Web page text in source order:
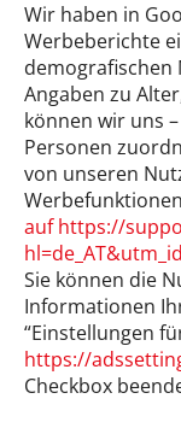
Wir haben in
Werbeberichte
demografischen
Angaben zu
können wir uns
Personen
von unseren
auf https://
Sie können die
Informationen
“Einstellungen
https://
Checkbox